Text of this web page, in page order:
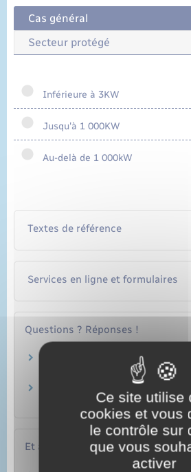
Cas général
Secteur protégé
Inférieure à 3KW
Jusqu'à 1 000KW
Au-delà de 1 000kW
Textes de référence
Services en ligne et formulaires
Questions ? Réponses !
Faut-il une autorisation
poser des panneaux solaires
Quelles aides peut-on
travaux dans son logement ?
Et aussi
Ce site utilise
cookies et vous
le contrôle sur
que vous
activer